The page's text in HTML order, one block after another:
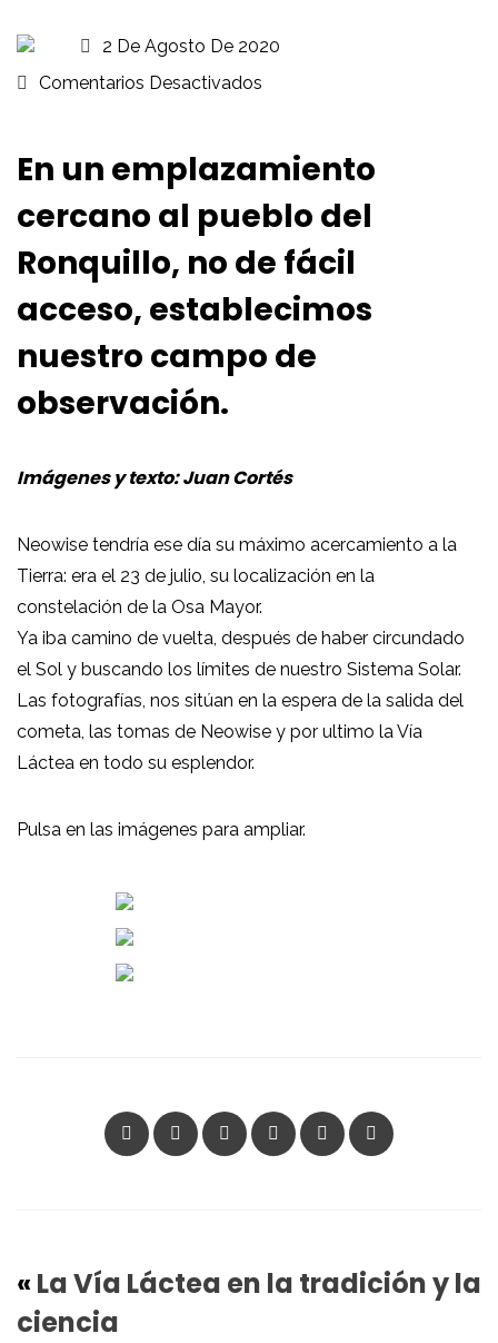
2 De Agosto De 2020
Comentarios Desactivados
Salida
Del
Neowise
En un emplazamiento
cercano al pueblo del
Ronquillo, no de fácil
acceso, establecimos
nuestro campo de
observación.
Imágenes y texto: Juan Cortés
Neowise tendría ese día su máximo acercamiento a la
Tierra: era el 23 de julio, su localización en la
constelación de la Osa Mayor.
Ya iba camino de vuelta, después de haber circundado
el Sol y buscando los límites de nuestro Sistema Solar.
Las fotografías, nos sitúan en la espera de la salida del
cometa, las tomas de Neowise y por ultimo la Vía
Láctea en todo su esplendor.
Pulsa en las imágenes para ampliar.
« La Vía Láctea en la tradición y la
ciencia